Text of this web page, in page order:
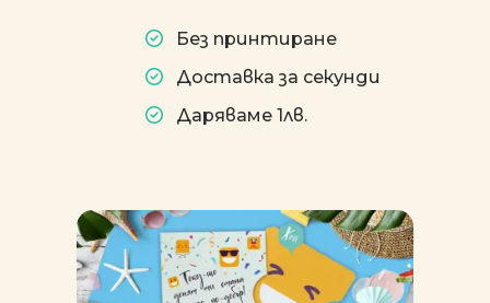
Без принтиране
Доставка за секунди
Даряваме 1лв.